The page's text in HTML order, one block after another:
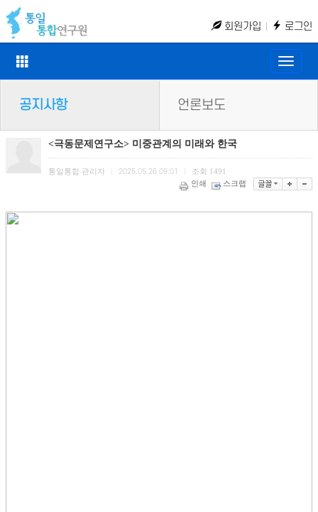
회원가입 로그인
Toggle
공지사항 언론보도
<극동문제연구소> 미중관계의 미래와 한국
통일통합 관리자 2025.05.26 09:01 조회 1491
인쇄
스크랩